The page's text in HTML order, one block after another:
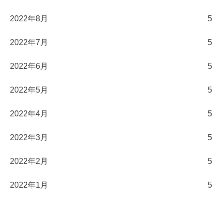
2022年8月 5
2022年7月 5
2022年6月 5
2022年5月 5
2022年4月 5
2022年3月 5
2022年2月 5
2022年1月 5